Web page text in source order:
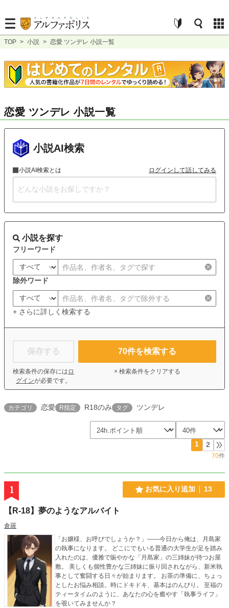
TOP > 小説 > 恋愛 ツンデレ 小説一覧
恋愛 ツンデレ 小説一覧
小説AI検索
小説AI検索とは ログインして話してみる
小説を探す
フリーワード
除外ワード
+ さらに詳しく検索する
保存する
検索条件の保存には ロ
グインが必要です。
70件を検索する
× 検索条件をクリアする
カテゴリ 恋愛 R指定 R18のみ タグ ツンデレ
1 2
70件
1 お気に入り追加 13
【R-18】夢のようなアルバイト
倉羅
​「お嬢様、お呼びでしょうか？」――今日から俺は、月島家
の執事になります。 ​どこにでもいる普通の大学生が足を踏み
入れたのは、優雅で賑やかな「月島家」の三姉妹が待つお屋
敷。 美しくも個性豊かな三姉妹に振り回されながら、新米執
事として奮闘する日々が始まります。 お茶の準備に、ちょっ
としたお悩み相談。時にドキドキ、基本はのんびり。 至福の
ティータイムのように、あなたの心を癒やす「執事ライフ」
を覗いてみませんか？